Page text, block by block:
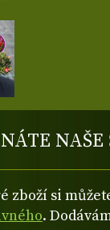
NAŠE
zboží si
.